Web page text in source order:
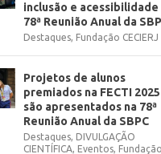
inclusão e acessibilidade
78ª Reunião Anual da
Destaques, Fundação CECIERJ
Projetos de alunos
premiados na FECTI 2025
são apresentados na 78ª
Reunião Anual da SBPC
Destaques, DIVULGAÇÃO
CIENTÍFICA, Eventos, Fundação